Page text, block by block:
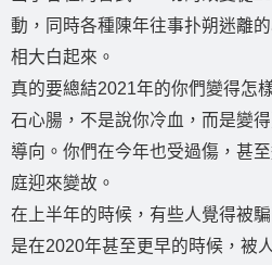
動，同時各種陳年往事扑朔迷離
相大白起來。
真的要總結2021年的你們變得怎
石心腸，不是說你冷血，而是變
導向。你們在今年也受過傷，甚
庭迎來變故。
在上半年的時候，有些人覺得被
是在2020年甚至更早的時候，被